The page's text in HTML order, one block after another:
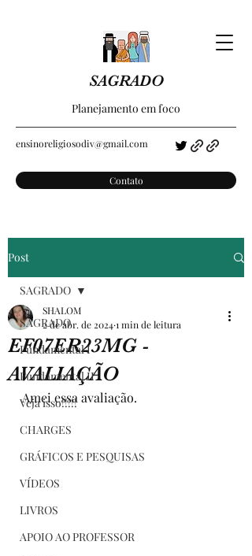
SAGRADO
Planejamento em foco
ensinoreligiosodiv@gmail.com
Contato
Post
SAGRADO
Fundamental I
Fundamental II
Veja isso!!!!!
CHARGES
GRÁFICOS E PESQUISAS
VÍDEOS
LIVROS
APOIO AO PROFESSOR
SAGRADO
EF07ER23MG -
AVALIAÇÃO
SHALOM
2 de abr. de 20241 min de leitura
Amei essa avaliação.